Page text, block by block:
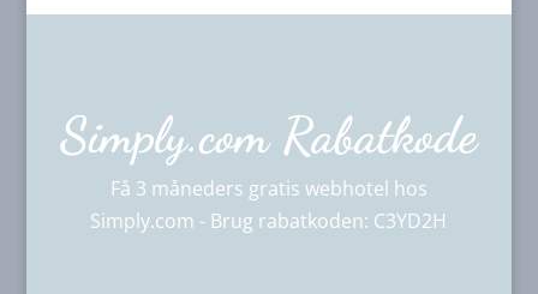
Simply.com Rabatkode
Få 3 måneders gratis webhotel hos
Simply.com - Brug rabatkoden: C3YD2H